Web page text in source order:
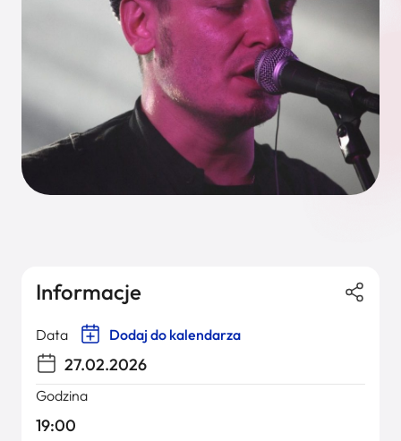
Informacje
Data Dodaj do kalendarza
27.02.2026
Godzina
19:00